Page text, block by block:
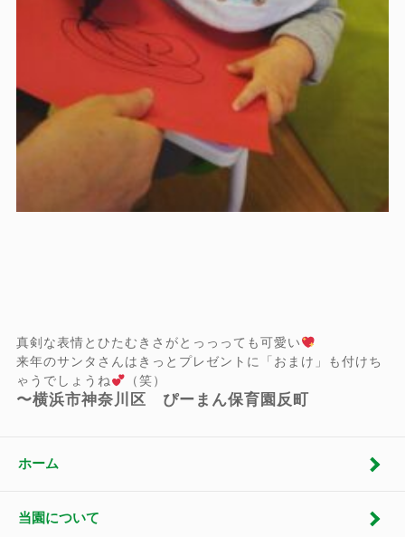
真剣な表情とひたむきさがとっっっても可愛い
来年のサンタさんはきっとプレゼントに「おまけ」も付けち
ゃうでしょうね
（笑）
〜横浜市神奈川区 ぴーまん保育園反町
ホーム
当園について